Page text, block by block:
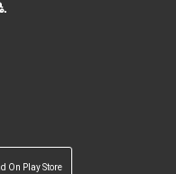
On Play Store